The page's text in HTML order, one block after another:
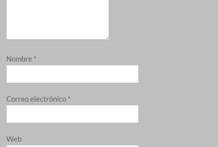
Nombre *
Correo electrónico *
Web